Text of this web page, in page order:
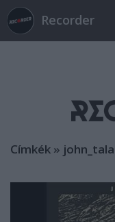
Recorder
Címkék »